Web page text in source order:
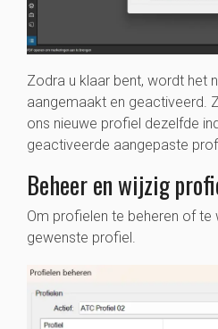
Zodra u klaar bent, wordt het
aangemaakt en geactiveerd.
ons nieuwe profiel dezelfde
geactiveerde aangepaste
Beheer en wijzig
Om profielen te beheren of te
gewenste profiel.